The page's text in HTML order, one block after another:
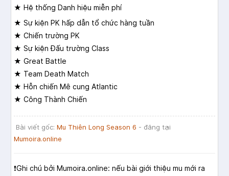
★ Hệ thống Danh hiệu miễn phí
★ Sự kiện PK hấp dẫn tổ chức hàng tuần
★ Chiến trường PK
★ Sự kiện Đấu trường Class
★ Great Battle
★ Team Death Match
★ Hỗn chiến Mê cung Atlantic
★ Công Thành Chiến
Bài viết gốc: Mu Thiên Long Season 6 - đăng tại
Mumoira.online
❗️Ghi chú bởi Mumoira.online: nếu bài giới thiệu mu mới ra